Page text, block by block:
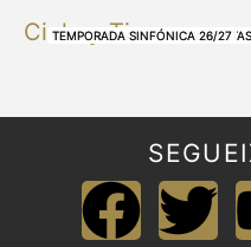
NUESTRAS BANDAS Y ORQUESTAS
NUESTRAS BANDAS Y ORQUESTAS
OTRAS MÚSICAS
NUESTRAS BANDAS Y ORQUESTAS
NUESTRAS BANDAS Y ORQUESTAS
TEMPORADA SINFÓNICA 26/27
TEMPORADA SINFÓNICA 26/27
TEMPORADA SINFÓNICA 26/27
Cielo y Tierra
TEMPORADA SINFÓNICA 26/27